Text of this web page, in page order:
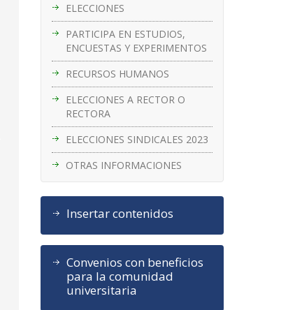
ELECCIONES
PARTICIPA EN ESTUDIOS,
ENCUESTAS Y EXPERIMENTOS
RECURSOS HUMANOS
ELECCIONES A RECTOR O
RECTORA
ELECCIONES SINDICALES 2023
OTRAS INFORMACIONES
Insertar contenidos
Convenios con beneficios
para la comunidad
universitaria